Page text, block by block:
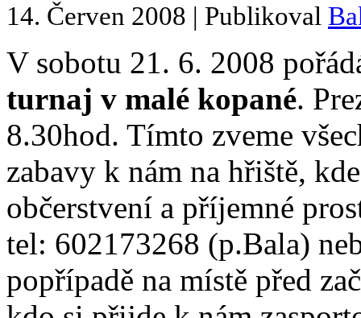
14. Červen 2008 | Publikoval
V sobotu 21. 6. 2008
turnaj v malé kopané.
8.30hod. Tímto zveme
zabavy k nám na hřiště,
občerstvení a příjemné
tel: 602173268 (p.Bala)
popřípadě na místě před